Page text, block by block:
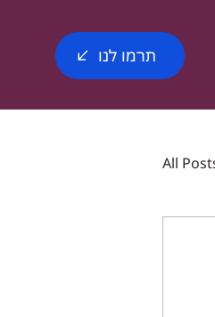
תרמו לנו
All